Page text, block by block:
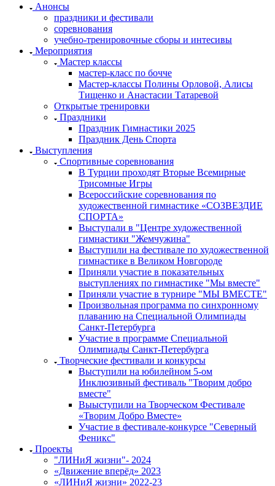
Анонсы
праздники и фестивали
соревнования
учебно-тренировочные сборы и интесивы
Мероприятия
Мастер классы
мастер-класс по бочче
Мастер-классы Полины Орловой, Алисы
Тищенко и Анастасии Татаревой
Открытые тренировки
Праздники
Праздник Гимнастики 2025
Праздник День Спорта
Выступления
Спортивные соревнования
В Турции проходят Вторые Всемирные
Трисомные Игры
Всероссийские соревнования по
художественной гимнастике «СОЗВЕЗДИЕ
СПОРТА»
Выступали в "Центре художественной
гимнастики "Жемчужина"
Выступили на фестивале по художественной
гимнастике в Великом Новгороде
Приняли участие в показательных
выступлениях по гимнастике "Мы вместе"
Приняли участие в турнире "МЫ ВМЕСТЕ"
Произвольная программа по синхронному
плаванию на Специальной Олимпиады
Санкт-Петербурга
Участие в программе Специальной
Олимпиады Санкт-Петербурга
Творческие фестивали и конкурсы
Выступили на юбилейном 5-ом
Инклюзивный фестиваль "Творим добро
вместе"
Выыступили на Творческом Фестивале
«Творим Добро Вместе»
Участие в фестивале-конкурсе "Северный
Феникс"
Проекты
"ЛИНиЯ жизни"- 2024
«Движение вперёд» 2023
«ЛИНиЯ жизни» 2022-23